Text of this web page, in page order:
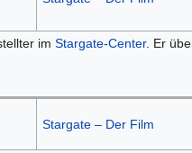
im Stargate-Center. Er
Stargate – Der Film